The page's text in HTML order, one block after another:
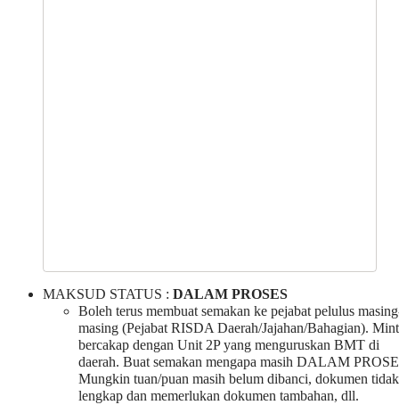
MAKSUD STATUS : DALAM PROSES
Boleh terus membuat semakan ke pejabat pelulus
masing (Pejabat RISDA Daerah/Jajahan/Bahagian).
bercakap dengan Unit 2P yang menguruskan BMT di
daerah. Buat semakan mengapa masih DALAM
Mungkin tuan/puan masih belum dibanci, dokumen tidak
lengkap dan memerlukan dokumen tambahan, dll.